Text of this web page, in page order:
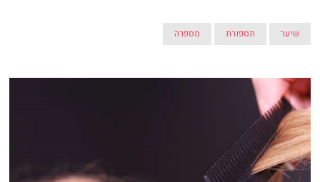
שיער תספורת מספרה